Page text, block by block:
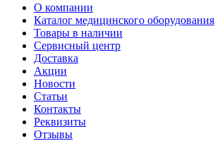
О компании
Каталог медицинского оборудования
Товары в наличии
Сервисный центр
Доставка
Акции
Новости
Статьи
Контакты
Реквизиты
Отзывы